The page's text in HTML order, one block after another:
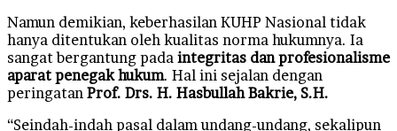
Namun demikian, keberhasilan KUHP Nasional tidak
hanya ditentukan oleh kualitas norma hukumnya. Ia
sangat bergantung pada integritas dan profesionalisme
aparat penegak hukum. Hal ini sejalan dengan
peringatan Prof. Drs. H. Hasbullah Bakrie, S.H.
“Seindah-indah pasal dalam undang-undang, sekalipun